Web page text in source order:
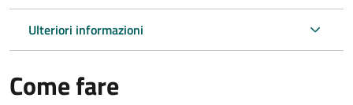
Ulteriori informazioni
Come fare